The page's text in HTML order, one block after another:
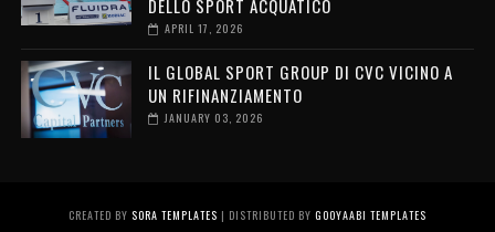
DELLO SPORT ACQUATICO
APRIL 17, 2026
IL GLOBAL SPORT GROUP DI CVC VICINO A
UN RIFINANZIAMENTO
JANUARY 03, 2026
CREATED BY SORA TEMPLATES | DISTRIBUTED BY GOOYAABI TEMPLATES